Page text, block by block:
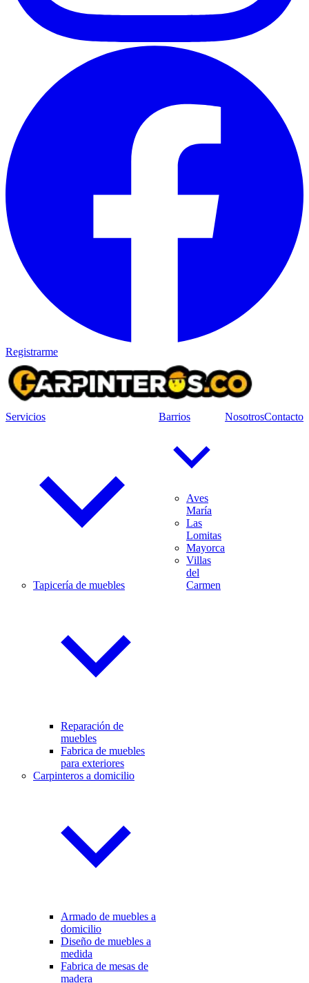
Registrarme
Servicios
Tapicería de muebles
Reparación de
muebles
Fabrica de muebles
para exteriores
Carpinteros a domicilio
Armado de muebles a
domicilio
Diseño de muebles a
medida
Fabrica de mesas de
madera
Barrios
Aves
María
Las
Lomitas
Mayorca
Villas
del
Carmen
NosotrosContacto